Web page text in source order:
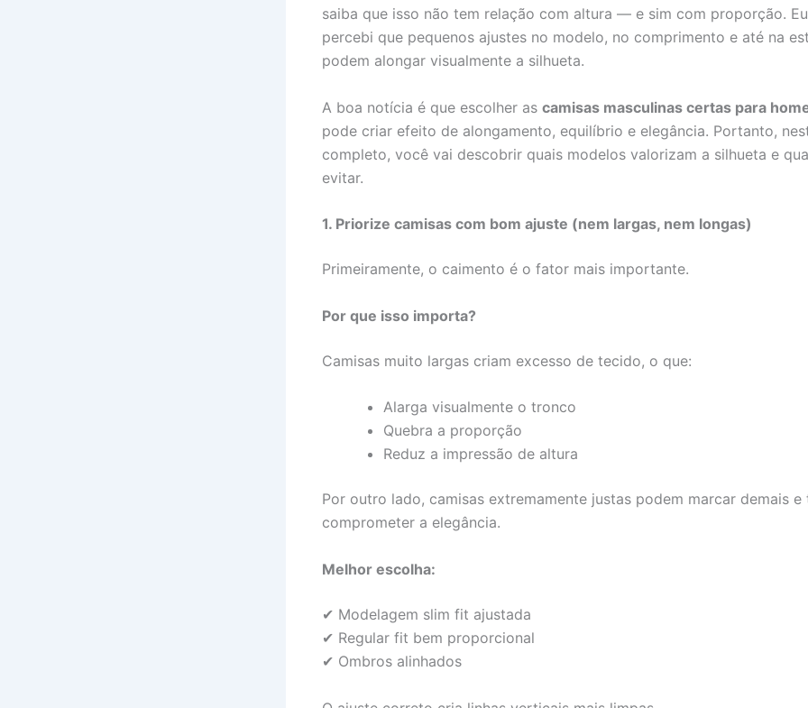
saiba que isso não tem relação com altura — e sim com proporção.
percebi que pequenos ajustes no modelo, no comprimento e até na
podem alongar visualmente a silhueta.
A boa notícia é que escolher as camisas masculinas certas para
pode criar efeito de alongamento, equilíbrio e elegância. Portanto,
completo, você vai descobrir quais modelos valorizam a silhueta e
evitar.
1. Priorize camisas com bom ajuste (nem largas, nem longas)
Primeiramente, o caimento é o fator mais importante.
Por que isso importa?
Camisas muito largas criam excesso de tecido, o que:
Alarga visualmente o tronco
Quebra a proporção
Reduz a impressão de altura
Por outro lado, camisas extremamente justas podem marcar demais e
comprometer a elegância.
Melhor escolha:
✔ Modelagem slim fit ajustada
✔ Regular fit bem proporcional
✔ Ombros alinhados